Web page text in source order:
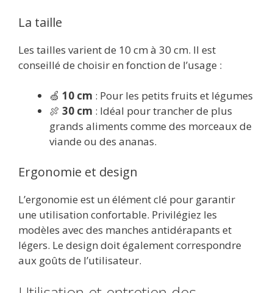
La taille
Les tailles varient de 10 cm à 30 cm. Il est
conseillé de choisir en fonction de l’usage :
🍏 10 cm : Pour les petits fruits et légumes
🍖 30 cm : Idéal pour trancher de plus
grands aliments comme des morceaux de
viande ou des ananas.
Ergonomie et design
L’ergonomie est un élément clé pour garantir
une utilisation confortable. Privilégiez les
modèles avec des manches antidérapants et
légers. Le design doit également correspondre
aux goûts de l’utilisateur.